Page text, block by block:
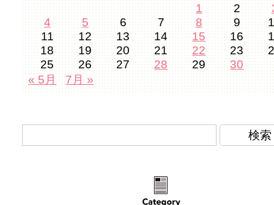
1
2
4
5 6 7 8 9
11
12 13 14 15 16
18
19 20 21 22 23
25
26 27 28 29
30
« 5月
7月 »